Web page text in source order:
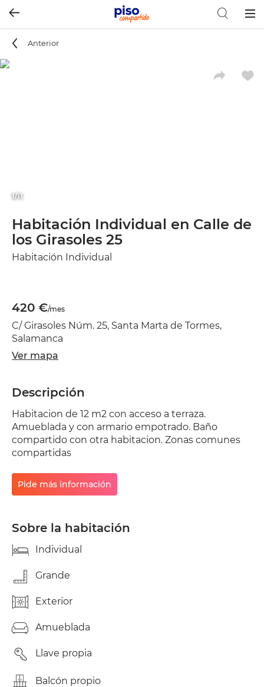
Anterior
1/11
Habitación Individual en Calle de
los Girasoles 25
Habitación Individual
420 €/mes
C/ Girasoles Núm. 25, Santa Marta de Tormes,
Salamanca
Ver mapa
Descripción
Habitacion de 12 m2 con acceso a terraza.
Amueblada y con armario empotrado. Baño
compartido con otra habitacion. Zonas comunes
compartidas
Pide más información
Sobre la habitación
Individual
Grande
Exterior
Amueblada
Llave propia
Balcón propio